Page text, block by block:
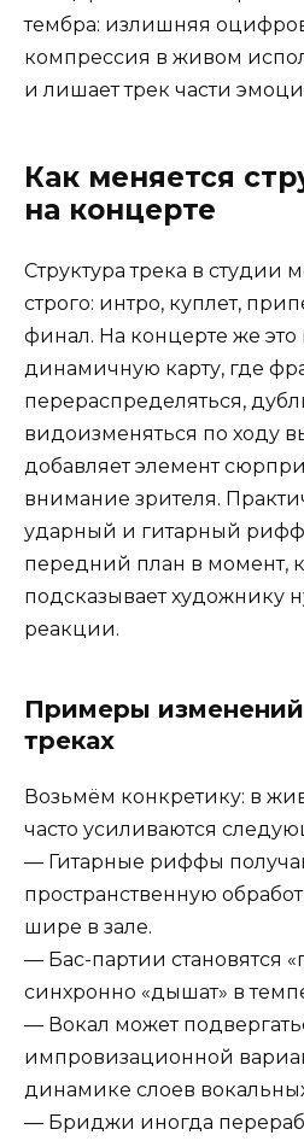
тембра: излишняя
компрессия в живом
и лишает трек части
Как меняется
на концерте
Структура трека в студии
строго: интро, куплет,
финал. На концерте же это
динамичную карту, где
перераспределяться,
видоизменяться по ходу
добавляет элемент
внимание зрителя.
ударный и гитарный
передний план в момент,
подсказывает художнику
реакции.
Примеры
треках
Возьмём конкретику: в
часто усиливаются
— Гитарные риффы
пространственную
шире в зале.
— Бас-партии становятся
синхронно «дышат» в
— Вокал может
импровизационной
динамике слоев
— Бриджи иногда